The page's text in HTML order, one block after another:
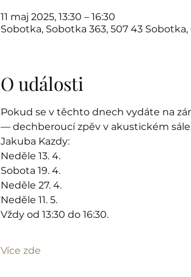
11 maj 2025, 13:30 – 16:30
Sobotka, Sobotka 363, 507 43 Sobotka,
O události
Pokud se v těchto dnech vydáte na
— dechberoucí zpěv v akustickém
Jakuba Kazdy:
Neděle 13. 4.
Sobota 19. 4.
Neděle 27. 4.
Neděle 11. 5.
Vždy od 13:30 do 16:30.
Více zde